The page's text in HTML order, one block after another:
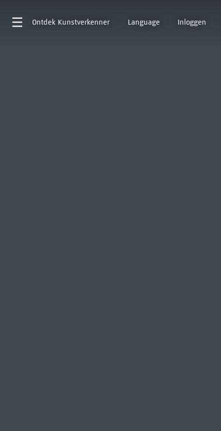
Ontdek Kunstverkenner Language Inloggen